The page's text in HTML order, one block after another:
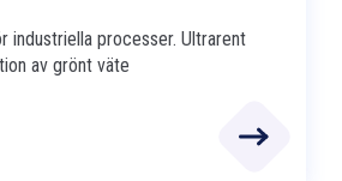
industriella processer. Ultrarent
av grönt väte